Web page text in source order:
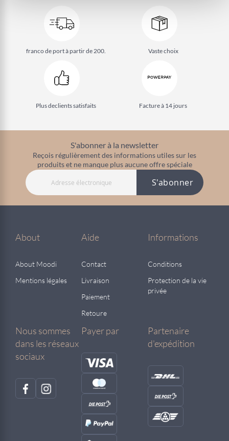
franco de port à partir de 200. Vaste choix
Plus declients satisfaits Facture à 14 jours
S'abonner à la newsletter
Reçois régulièrement des informations utiles sur les
produits et ne manque plus aucune offre spéciale
S'abonner
About
About Moodi
Mentions légales
Aide
Contact
Livraison
Paiement
Retoure
Informations
Conditions
Protection de la vie
privée
Nous sommes
dans les réseaux
sociaux
Payer par
Partenaire
d'expédition